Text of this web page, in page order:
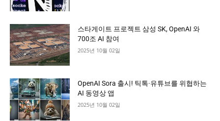
스타게이트 프로젝트 삼성 SK, OpenAI 와
700조 AI 참여
2025년 10월 02일
OpenAI Sora 출시! 틱톡·유튜브를 위협하는
AI 동영상 앱
2025년 10월 02일